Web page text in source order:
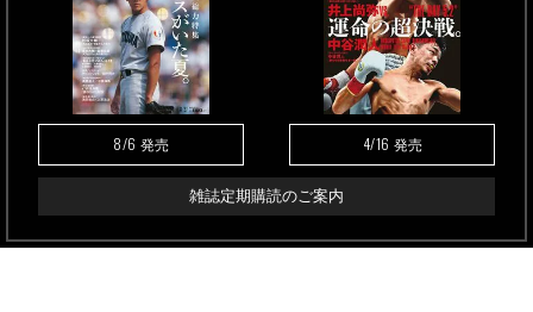
8/6 発売 4/16 発売
雑誌定期購読のご案内